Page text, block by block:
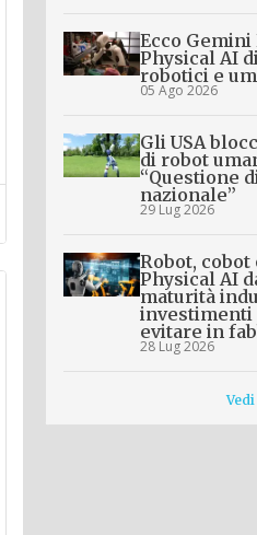
Ecco Gemini
Physical AI
robotici e
05 Ago 2026
Gli USA
di robot
“Questione
nazionale”
29 Lug 2026
Robot, cobot
Physical AI
maturità
investimenti
evitare in
28 Lug 2026